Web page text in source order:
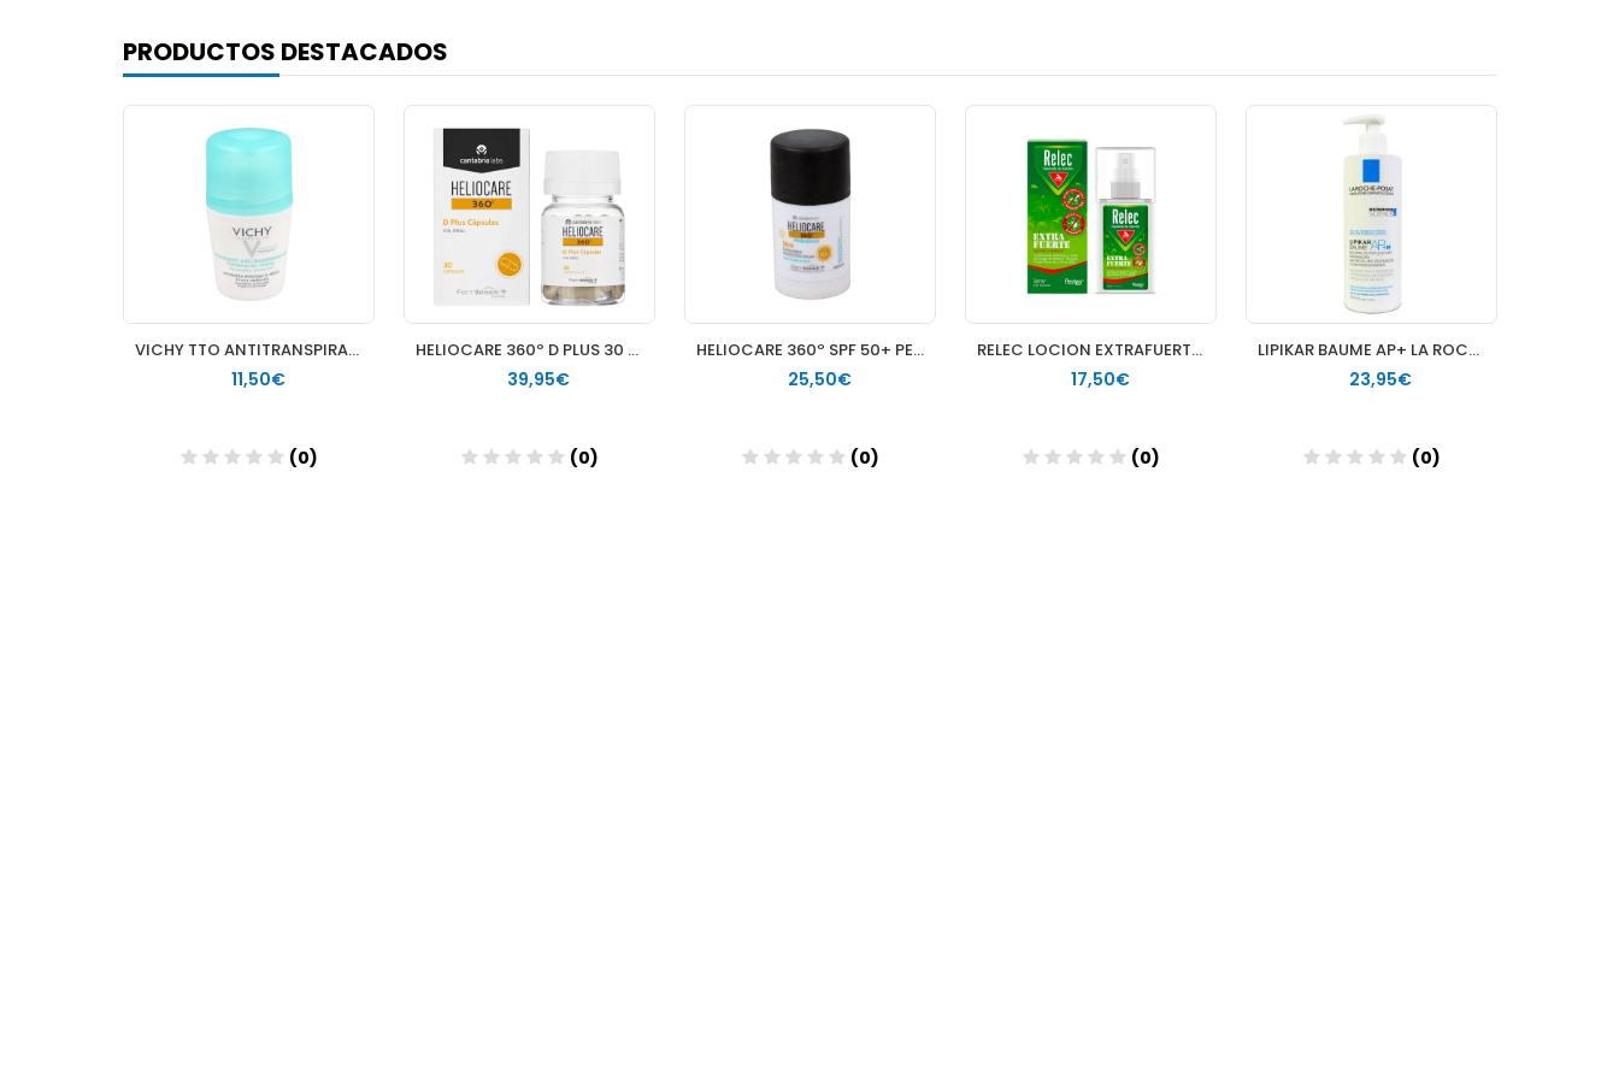
PRODUCTOS DESTACADOS
VICHY TTO ANTITRANSPIRANTE EFICACIA 48 H ROLLON 50 ML
11,50€
(0)
HELIOCARE 360º D PLUS 30 CAPSULAS
39,95€
(0)
HELIOCARE 360º SPF 50+ PEDIATRICS PROTECTOR SOLAR 1 STICK 25 G
25,50€
(0)
RELEC LOCION EXTRAFUERTE SPRAY 75 ML
17,50€
(0)
LIPIKAR BAUME AP+ LA ROCHE POSAY 400 ML
23,95€
(0)